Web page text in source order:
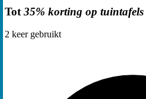
Tot 35% korting op tuintafels
2 keer gebruikt